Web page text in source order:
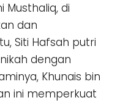
Musthaliq, di
dan
Siti Hafsah putri
dengan
Khunais bin
ini memperkuat